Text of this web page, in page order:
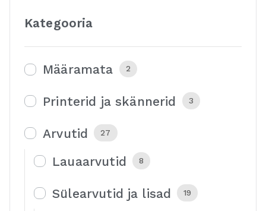
Kategooria
Määramata 2
Printerid ja skännerid 3
Arvutid 27
Lauaarvutid 8
Sülearvutid ja lisad 19